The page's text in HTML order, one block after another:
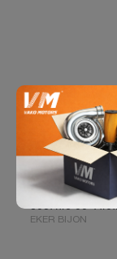
EKER BIJON